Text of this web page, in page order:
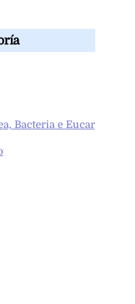
Bacteria e Eucarya)